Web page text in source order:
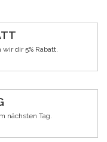
dir 5% Rabatt.
nächsten Tag.